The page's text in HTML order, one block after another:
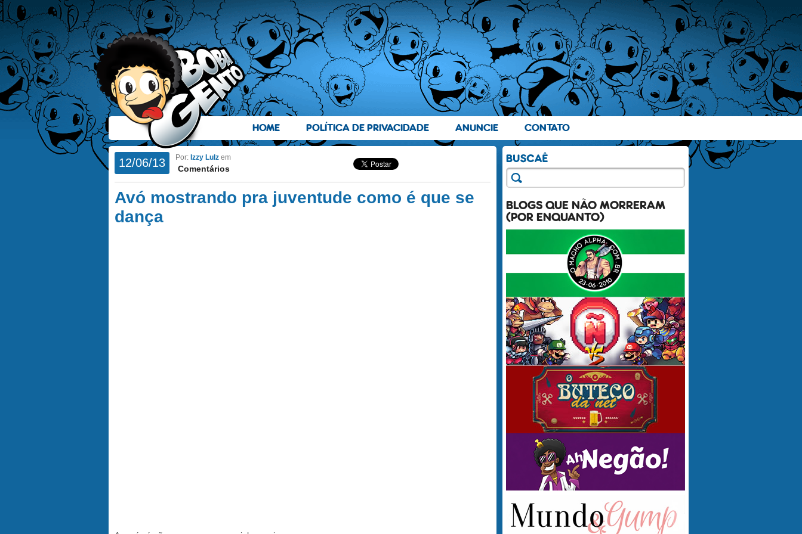
HOME POLÍTICA DE PRIVACIDADE ANUNCIE CONTATO
12/06/13 Por: Izzy Lulz em
Comentários
Avó mostrando pra juventude como é que se
dança
BLOGS QUE NÃO MORRERAM
(POR ENQUANTO)